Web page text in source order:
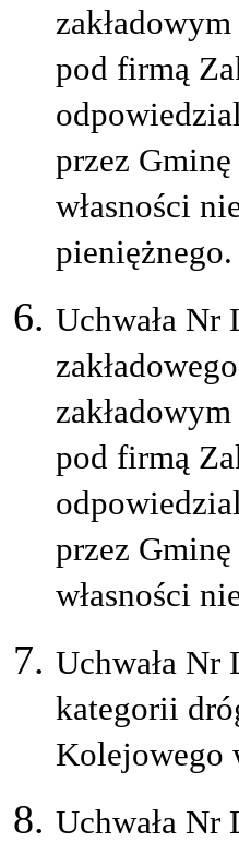
pod firmą
przez
własności
pieniężnego.
Uchwała
pod firmą
przez
własności
Uchwała
kategorii
Kolejowego
Uchwała